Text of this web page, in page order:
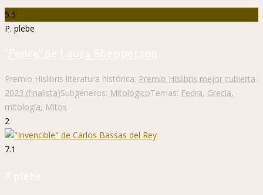
5.5
P. plebe
"Fedra" de Laura Shepperson
Premio Hislibris literatura histórica: Premio Hislibris mejor cubierta
2023 (finalista)Subgéneros: MitológicoTemas: Fedra, Grecia,
mitología, Mitos
2
7.1
P. plebe